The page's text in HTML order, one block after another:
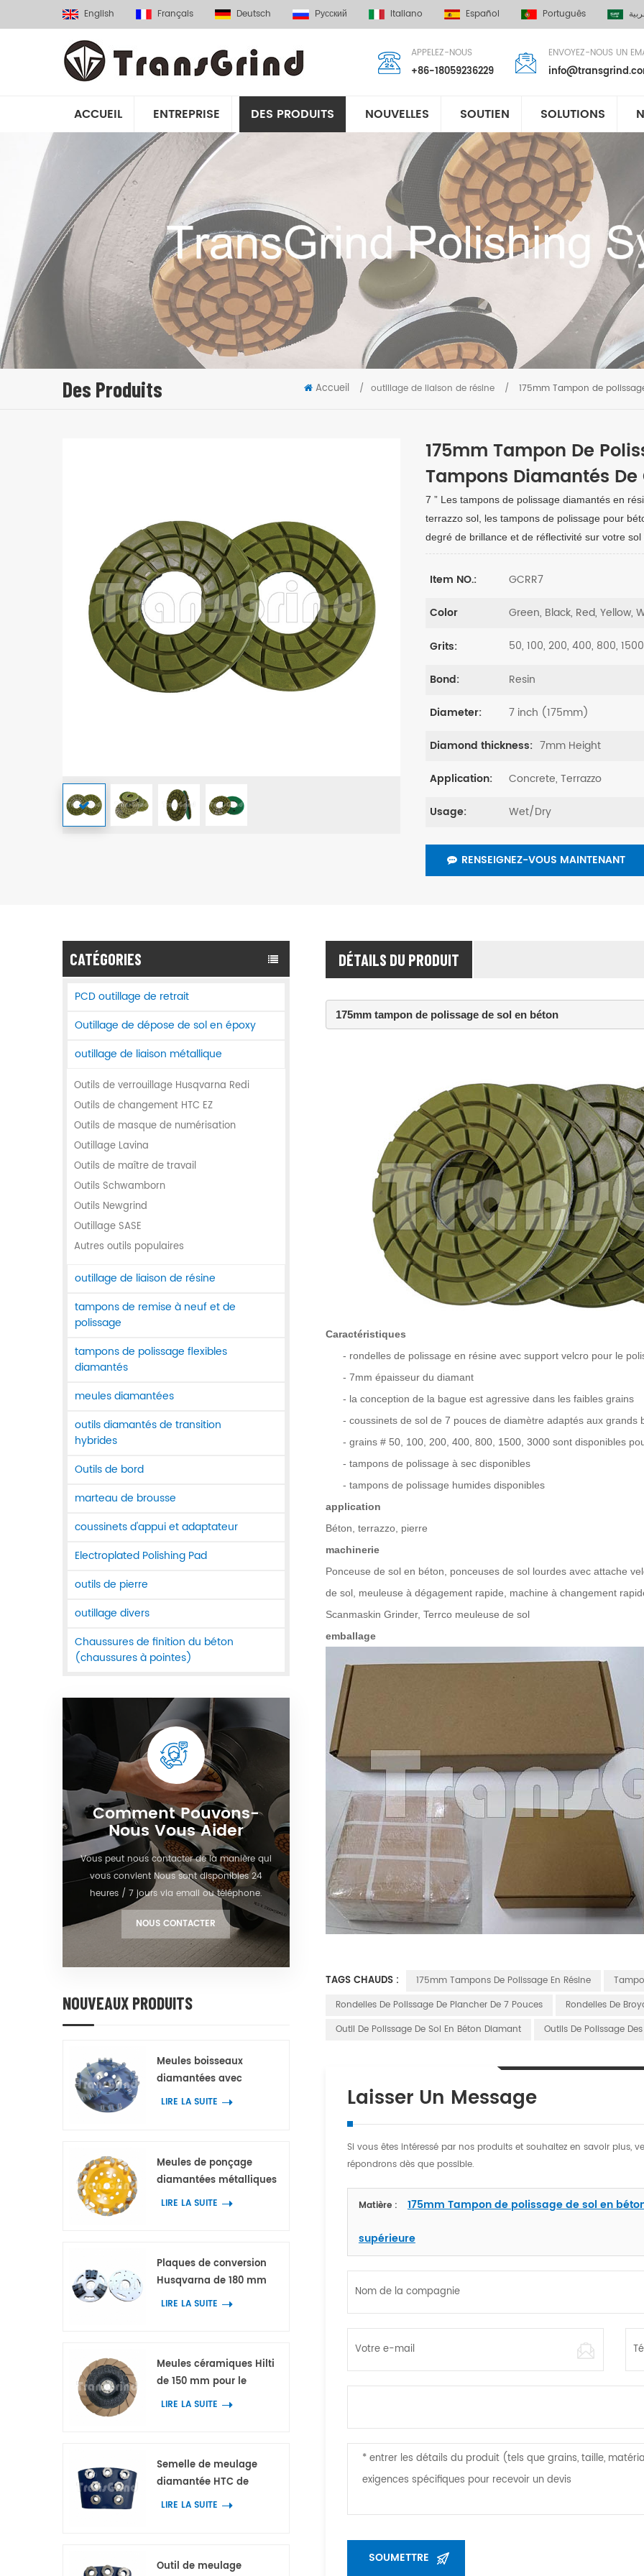
English Français Deutsch Русский Italiano Español Português
APPELEZ-NOUS
+86-18059236229
ENVOYEZ-NOUS UN
ACCUEIL ENTREPRISE DES PRODUITS NOUVELLES SOUTIEN SOLUTIONS
Des Produits Accueil / outillage de liaison de résine / 175mm Tampon de
175mm Tampon De
Tampons Diamantés
7 ” Les tampons de polissage diamantés en
terrazzo sol, les tampons de polissage pour
degré de brillance et de réflectivité sur votre sol
Item NO.: GCRR7
Color Green, Black, Red, Yellow,
Grits: 50, 100, 200, 400, 800,
Bond: Resin
Diameter: 7 inch (175mm)
Diamond thickness: 7mm Height
Application: Concrete, Terrazzo
Usage: Wet/Dry
RENSEIGNEZ-VOUS MAINTENANT
CATÉGORIES
PCD outillage de retrait
Outillage de dépose de sol en époxy
outillage de liaison métallique
Outils de verrouillage Husqvarna Redi
Outils de changement HTC EZ
Outils de masque de numérisation
Outillage Lavina
Outils de maître de travail
Outils Schwamborn
Outils Newgrind
Outillage SASE
Autres outils populaires
outillage de liaison de résine
tampons de remise à neuf et de
polissage
tampons de polissage flexibles
diamantés
meules diamantées
outils diamantés de transition
hybrides
Outils de bord
marteau de brousse
coussinets d'appui et adaptateur
Electroplated Polishing Pad
outils de pierre
outillage divers
Chaussures de finition du béton
(chaussures à pointes)
Comment Pouvons-
Nous Vous Aider
Vous peut nous contacter de la manière qui
vous convient Nous sont disponibles 24
heures / 7 jours via email ou téléphone.
NOUS CONTACTER
NOUVEAUX PRODUITS
Meules boisseaux
diamantées avec
plusieurs segments
LIRE LA SUITE
Meules de ponçage
diamantées métalliques
avec segments
LIRE LA SUITE
Plaques de conversion
Husqvarna de 180 mm
avec 3 adaptateurs pour
LIRE LA SUITE
Meules céramiques Hilti
de 150 mm pour le
meulage des bords de
LIRE LA SUITE
Semelle de meulage
diamantée HTC de
qualité supérieure avec 7
LIRE LA SUITE
Outil de meulage
DÉTAILS DU PRODUIT
175mm tampon de polissage de sol en béton
Caractéristiques
- rondelles de polissage en résine avec support velcro pour le
- 7mm épaisseur du diamant
- la conception de la bague est agressive dans les faibles grains
- coussinets de sol de 7 pouces de diamètre adaptés aux grands
- grains # 50, 100, 200, 400, 800, 1500, 3000 sont disponibles
- tampons de polissage à sec disponibles
- tampons de polissage humides disponibles
application
Béton, terrazzo, pierre
machinerie
Ponceuse de sol en béton, ponceuses de sol lourdes avec attache
de sol, meuleuse à dégagement rapide, machine à changement
Scanmaskin Grinder, Terrco meuleuse de sol
emballage
TAGS CHAUDS : 175mm Tampons De Polissage En Résine
Rondelles De Polissage De Plancher De 7 Pouces
Rondelles De
Outil De Polissage De Sol En Béton Diamant
Outils De Polissage
Laisser Un Message
Si vous êtes intéressé par nos produits et souhaitez en savoir plus,
répondrons dès que possible.
Matière : 175mm Tampon de polissage de sol en
supérieure